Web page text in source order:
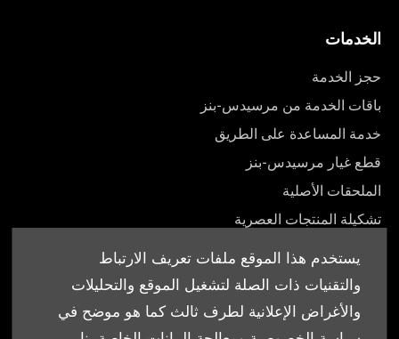
يستخدم هذا الموقع ملفات تعريف الارتباط
والتقنيات ذات الصلة لتشغيل الموقع والتحليلات
والأغراض الإعلانية لطرف ثالث كما هو موضح في
الخدمات
حجز الخدمة
باقات الخدمة من مرسيدس-بنز
خدمة المساعدة على الطريق
قطع غيار مرسيدس-بنز
الملحقات الأصلية
تشكيلة المنتجات العصرية